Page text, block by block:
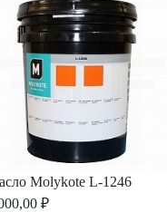
Molykote L-1246
₽